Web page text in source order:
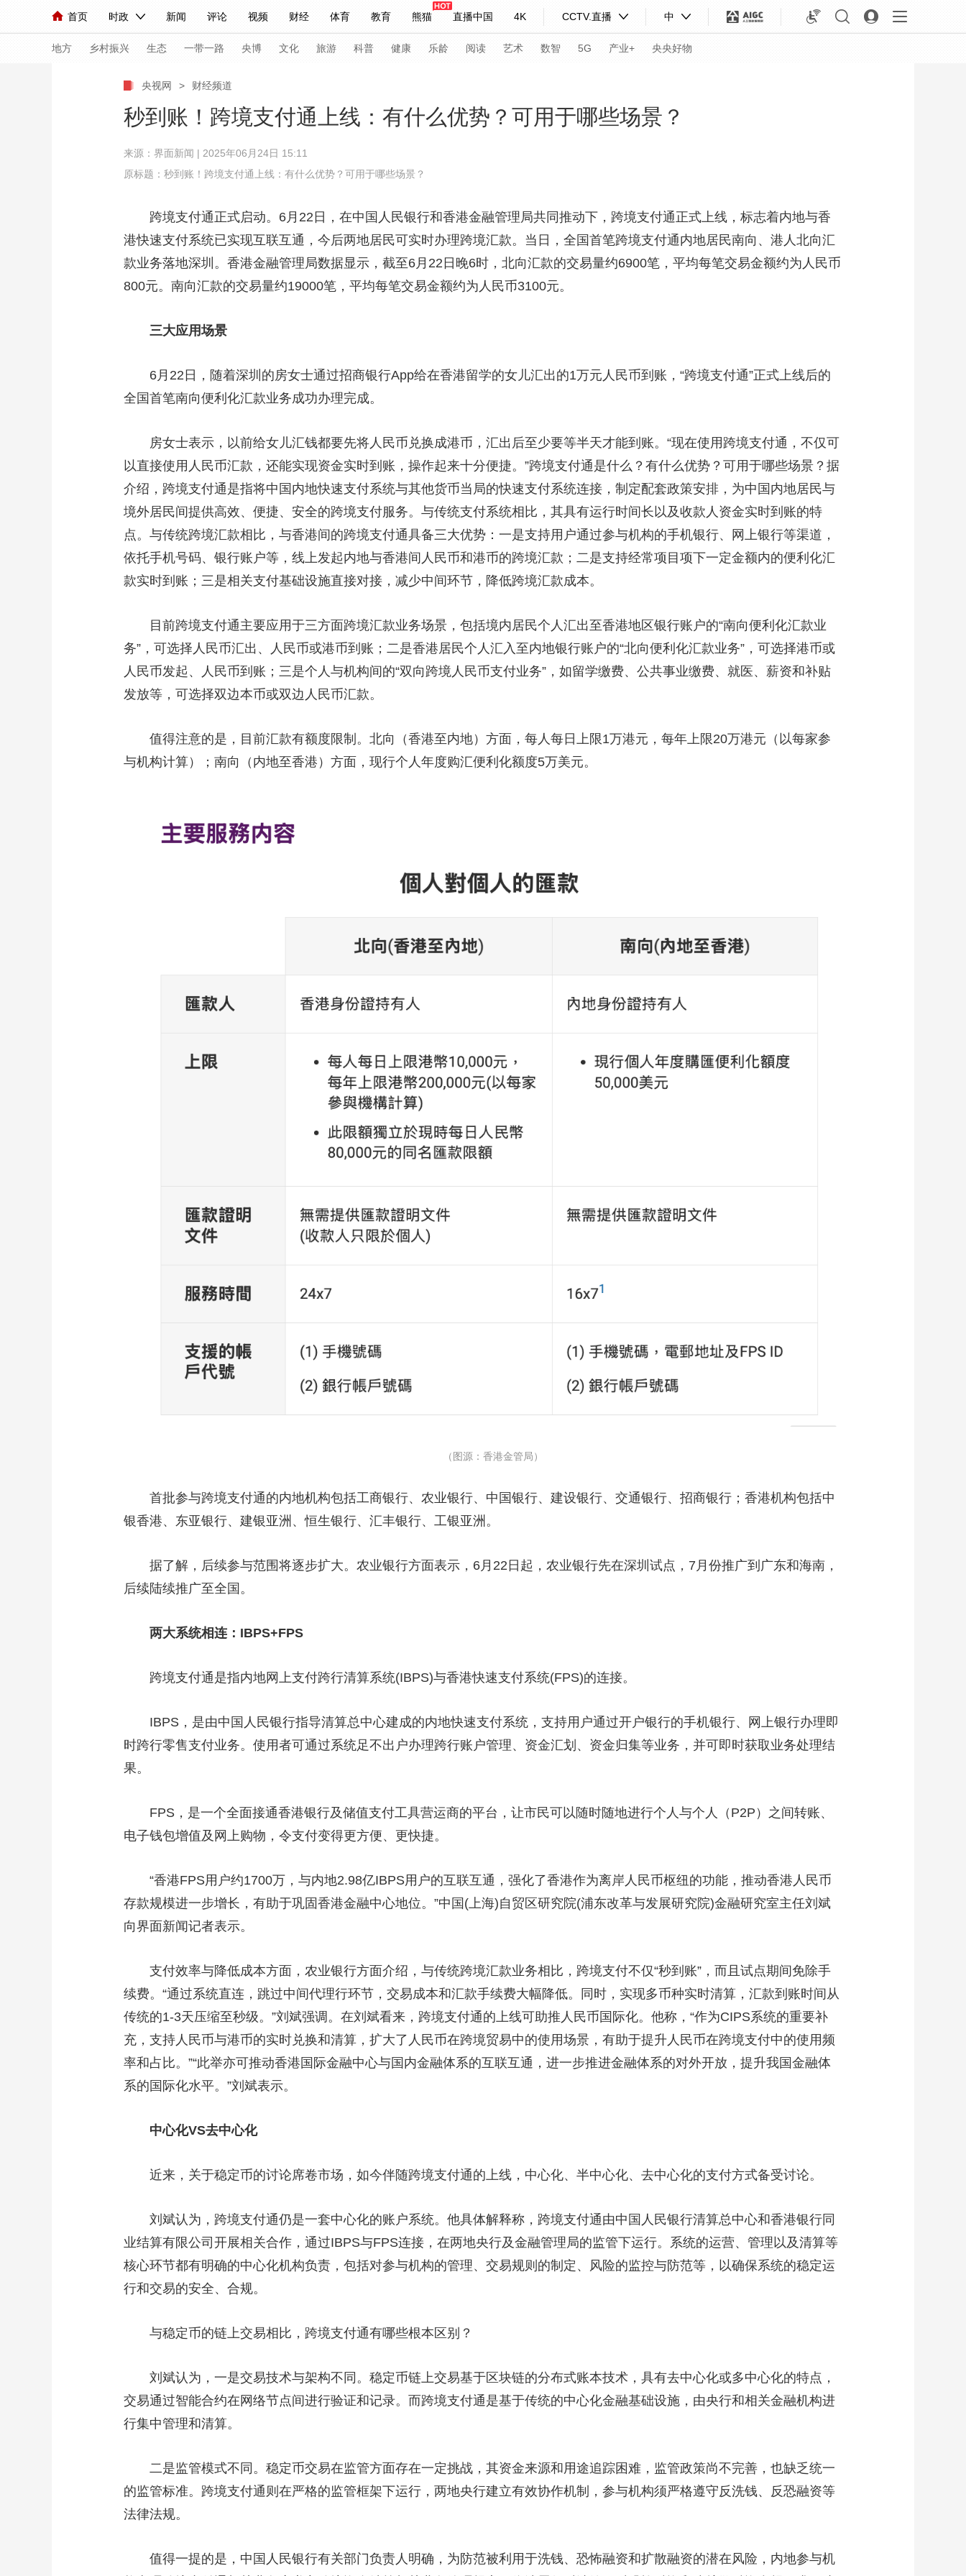
首页 时政 新闻 评论 视频 财经 体育 教育 熊猫 直播中国 4K CCTV.直播 中
人民领袖习近平 联播+ 中国领导人 央视快评 习式妙语 热解读 天天学习
直播 栏目大全 节目单 听音 微视频 主持人 下载央视影音
海外频道 iPanda English Монгол
地方 乡村振兴 生态 一带一路 央博 文化 旅游 科普 健康 乐龄 阅读 艺术 数智 5G 产业+ 央央好物
小央视频 小央直播 直播中国 熊猫频道 VR/AR 4K专区 全景新闻
前线 比划 快看 蓝海中国 新兵请入列 人生第一次 人生第二次
直播 竞猜 2026年世界杯 2026年冬奥会 CBA NBA 中超 国足 国际足球
大国展会 大国保险 云顶对话 云起 超级工厂 智敬中国 全民健康 颜选攻略 海洋 时尚 天气 才艺 网展 央央好物
CCTV.节目官网 直播 节目单 栏目 片库 热播榜 总台企业白名单
央视网 > 财经频道
秒到账！跨境支付通上线：有什么优势？可用于哪些场景？
来源：界面新闻 | 2025年06月24日 15:11
原标题：秒到账！跨境支付通上线：有什么优势？可用于哪些场景？
跨境支付通正式启动。6月22日，在中国人民银行和香港金融管理局共同推动下，跨境支付通正式上线，标志着内地与香
港快速支付系统已实现互联互通，今后两地居民可实时办理跨境汇款。当日，全国首笔跨境支付通内地居民南向、港人北向汇
款业务落地深圳。香港金融管理局数据显示，截至6月22日晚6时，北向汇款的交易量约6900笔，平均每笔交易金额约为人民币
800元。南向汇款的交易量约19000笔，平均每笔交易金额约为人民币3100元。
三大应用场景
6月22日，随着深圳的房女士通过招商银行App给在香港留学的女儿汇出的1万元人民币到账，“跨境支付通”正式上线后的
全国首笔南向便利化汇款业务成功办理完成。
房女士表示，以前给女儿汇钱都要先将人民币兑换成港币，汇出后至少要等半天才能到账。“现在使用跨境支付通，不仅可
以直接使用人民币汇款，还能实现资金实时到账，操作起来十分便捷。”跨境支付通是什么？有什么优势？可用于哪些场景？据
介绍，跨境支付通是指将中国内地快速支付系统与其他货币当局的快速支付系统连接，制定配套政策安排，为中国内地居民与
境外居民间提供高效、便捷、安全的跨境支付服务。与传统支付系统相比，其具有运行时间长以及收款人资金实时到账的特
点。与传统跨境汇款相比，与香港间的跨境支付通具备三大优势：一是支持用户通过参与机构的手机银行、网上银行等渠道，
依托手机号码、银行账户等，线上发起内地与香港间人民币和港币的跨境汇款；二是支持经常项目项下一定金额内的便利化汇
款实时到账；三是相关支付基础设施直接对接，减少中间环节，降低跨境汇款成本。
目前跨境支付通主要应用于三方面跨境汇款业务场景，包括境内居民个人汇出至香港地区银行账户的“南向便利化汇款业
务”，可选择人民币汇出、人民币或港币到账；二是香港居民个人汇入至内地银行账户的“北向便利化汇款业务”，可选择港币或
人民币发起、人民币到账；三是个人与机构间的“双向跨境人民币支付业务”，如留学缴费、公共事业缴费、就医、薪资和补贴
发放等，可选择双边本币或双边人民币汇款。
值得注意的是，目前汇款有额度限制。北向（香港至内地）方面，每人每日上限1万港元，每年上限20万港元（以每家参
与机构计算）；南向（内地至香港）方面，现行个人年度购汇便利化额度5万美元。
（图源：香港金管局）
首批参与跨境支付通的内地机构包括工商银行、农业银行、中国银行、建设银行、交通银行、招商银行；香港机构包括中
银香港、东亚银行、建银亚洲、恒生银行、汇丰银行、工银亚洲。
据了解，后续参与范围将逐步扩大。农业银行方面表示，6月22日起，农业银行先在深圳试点，7月份推广到广东和海南，
后续陆续推广至全国。
两大系统相连：IBPS+FPS
跨境支付通是指内地网上支付跨行清算系统(IBPS)与香港快速支付系统(FPS)的连接。
IBPS，是由中国人民银行指导清算总中心建成的内地快速支付系统，支持用户通过开户银行的手机银行、网上银行办理即
时跨行零售支付业务。使用者可通过系统足不出户办理跨行账户管理、资金汇划、资金归集等业务，并可即时获取业务处理结
果。
FPS，是一个全面接通香港银行及储值支付工具营运商的平台，让市民可以随时随地进行个人与个人（P2P）之间转账、
电子钱包增值及网上购物，令支付变得更方便、更快捷。
“香港FPS用户约1700万，与内地2.98亿IBPS用户的互联互通，强化了香港作为离岸人民币枢纽的功能，推动香港人民币
存款规模进一步增长，有助于巩固香港金融中心地位。”中国(上海)自贸区研究院(浦东改革与发展研究院)金融研究室主任刘斌
向界面新闻记者表示。
支付效率与降低成本方面，农业银行方面介绍，与传统跨境汇款业务相比，跨境支付不仅“秒到账”，而且试点期间免除手
续费。“通过系统直连，跳过中间代理行环节，交易成本和汇款手续费大幅降低。同时，实现多币种实时清算，汇款到账时间从
传统的1-3天压缩至秒级。”刘斌强调。在刘斌看来，跨境支付通的上线可助推人民币国际化。他称，“作为CIPS系统的重要补
充，支持人民币与港币的实时兑换和清算，扩大了人民币在跨境贸易中的使用场景，有助于提升人民币在跨境支付中的使用频
率和占比。”“此举亦可推动香港国际金融中心与国内金融体系的互联互通，进一步推进金融体系的对外开放，提升我国金融体
系的国际化水平。”刘斌表示。
中心化VS去中心化
近来，关于稳定币的讨论席卷市场，如今伴随跨境支付通的上线，中心化、半中心化、去中心化的支付方式备受讨论。
刘斌认为，跨境支付通仍是一套中心化的账户系统。他具体解释称，跨境支付通由中国人民银行清算总中心和香港银行同
业结算有限公司开展相关合作，通过IBPS与FPS连接，在两地央行及金融管理局的监管下运行。系统的运营、管理以及清算等
核心环节都有明确的中心化机构负责，包括对参与机构的管理、交易规则的制定、风险的监控与防范等，以确保系统的稳定运
行和交易的安全、合规。
与稳定币的链上交易相比，跨境支付通有哪些根本区别？
刘斌认为，一是交易技术与架构不同。稳定币链上交易基于区块链的分布式账本技术，具有去中心化或多中心化的特点，
交易通过智能合约在网络节点间进行验证和记录。而跨境支付通是基于传统的中心化金融基础设施，由央行和相关金融机构进
行集中管理和清算。
二是监管模式不同。稳定币交易在监管方面存在一定挑战，其资金来源和用途追踪困难，监管政策尚不完善，也缺乏统一
的监管标准。跨境支付通则在严格的监管框架下运行，两地央行建立有效协作机制，参与机构须严格遵守反洗钱、反恐融资等
法律法规。
值得一提的是，中国人民银行有关部门负责人明确，为防范被利用于洗钱、恐怖融资和扩散融资的潜在风险，内地参与机